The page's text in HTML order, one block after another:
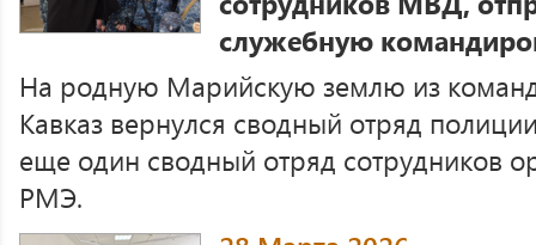
служебную
На родную Марийскую землю из
Кавказ вернулся сводный отряд
еще один сводный отряд сотрудников
РМЭ.